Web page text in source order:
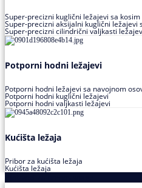
Super-precizni kuglični ležajevi sa
Super-precizni aksijalni kuglični ležajevi
Super-precizni cilindrični valjkasti
Potporni hodni ležajevi
Potporni hodni ležajevi sa navojnom
Potporni hodni kuglični ležajevi
Potporni hodni valjkasti ležajevi
Kućišta ležaja
Pribor za kućišta ležaja
Kućišta ležaja